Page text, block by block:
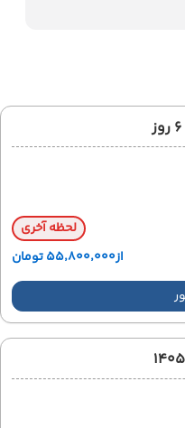
لحظه آخری
از۵۵٬۸۰۰٬۰۰۰ تومان